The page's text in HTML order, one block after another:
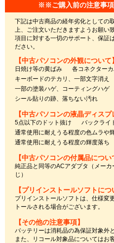
※※ご購入前の注意事
下記は中古商品の経年劣化としての
上、ご注文いただきますようお願い
項目に対する一切のサポート、保証
ださい。
【中古パソコンの外観について】
日焼け等の黄ばみ
各コネクター
キーボードのテカリ、一部文字消え
一部の塗装ハゲ、コーティングハゲ
シール貼りの跡、落ちない汚れ
【中古パソコンの液晶ディスプ
5点以下のドット抜け
バックライ
通常使用に耐えうる程度の色ムラや
通常使用に耐えうる程度の輝度落ち
【中古パソコンの付属品につい
純正品と同等のACアダプタ（メー
じ）
【プリインストールソフトにつ
プリインストールソフトは、仕様変
トールされる場合がございます。
【その他の注意事項】
バッテリーは消耗品の為保証対象外
また、リコール対象品についてはお